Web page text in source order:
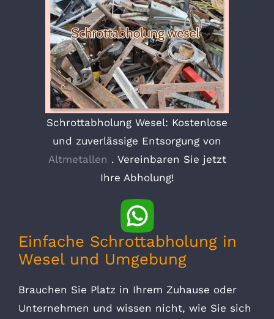
Schrottabholung Wesel: Kostenlose
und zuverlässige Entsorgung von
Altmetallen . Vereinbaren Sie jetzt
Ihre Abholung!
Einfache Schrottabholung in
Wesel und Umgebung
Brauchen Sie Platz in Ihrem Zuhause oder
Unternehmen und wissen nicht, wie Sie sich